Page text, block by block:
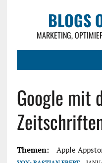
BLOGS
MARKETING,
Google mit
Themen: Apple